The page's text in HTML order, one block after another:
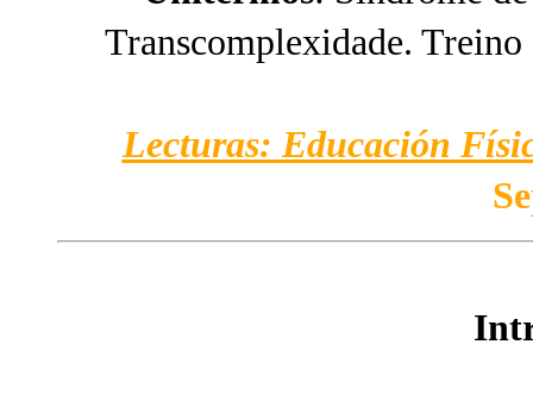
Transcomplexidade.
Lecturas: Educación